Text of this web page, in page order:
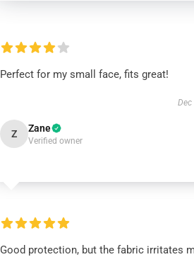
Perfect for my small face, fits great!
Dec
Z Zane
Verified owner
Good protection, but the fabric irritates